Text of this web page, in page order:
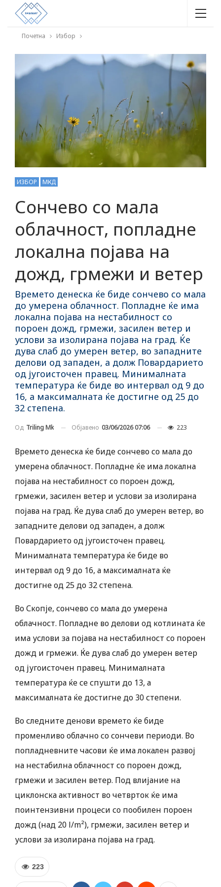
Почетна Избор
ИЗБОР МКД
Сончево со мала
облачност, попладне
локална појава на
дожд, грмежи и ветер
Времето денеска ќе биде сончево со мала
до умерена облачност. Попладне ќе има
локална појава на нестабилност со
пороен дожд, грмежи, засилен ветер и
услови за изолирана појава на град. Ќе
дува слаб до умерен ветер, во западните
делови од западен, а долж Повардарието
од југоисточен правец. Минималната
температура ќе биде во интервал од 9 до
16, а максималната ќе достигне од 25 до
32 степена.
Од Triling Mk Објавено 03/06/2026 07:06 223
Времето денеска ќе биде сончево со мала до
умерена облачност. Попладне ќе има локална
појава на нестабилност со пороен дожд,
грмежи, засилен ветер и услови за изолирана
појава на град. Ќе дува слаб до умерен ветер, во
западните делови од западен, а долж
Повардарието од југоисточен правец.
Минималната температура ќе биде во
интервал од 9 до 16, а максималната ќе
достигне од 25 до 32 степена.
Во Скопје, сончево со мала до умерена
облачност. Попладне во делови од котлината ќе
има услови за појава на нестабилност со пороен
дожд и грмежи. Ќе дува слаб до умерен ветер
од југоисточен правец. Минималната
температура ќе се спушти до 13, а
максималната ќе достигне до 30 степени.
Во следните денови времето ќе биде
променливо облачно со сончеви периоди. Во
попладневните часови ќе има локален развој
на нестабилна облачност со пороен дожд,
грмежи и засилен ветер. Под влијание на
циклонска активност во четврток ќе има
поинтензивни процеси со пообилен пороен
дожд (над 20 l/m²), грмежи, засилен ветер и
услови за изолирана појава на град.
223